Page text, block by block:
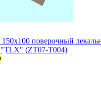
поверочный
"TLX" (ZT07-T004)